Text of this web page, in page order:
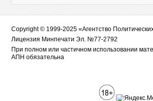
Copyright © 1999-2025 «Агентство
Лицензия Минпечати Эл. №77-2792
При полном или частичном использовании
АПН обязательна